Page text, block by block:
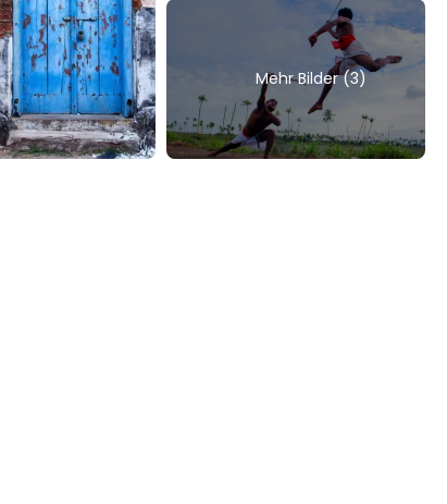
Mehr Bilder (3)